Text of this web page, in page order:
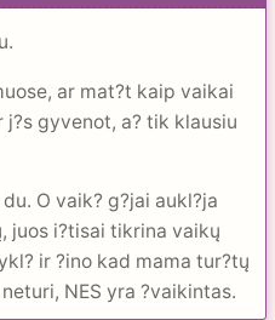
ar mat?t kaip vaikai
j?s gyvenot, a? tik klausiu
O vaik? g?jai aukl?ja
juos i?tisai tikrina vaikų
ir ?ino kad mama tur?tų
NES yra ?vaikintas.